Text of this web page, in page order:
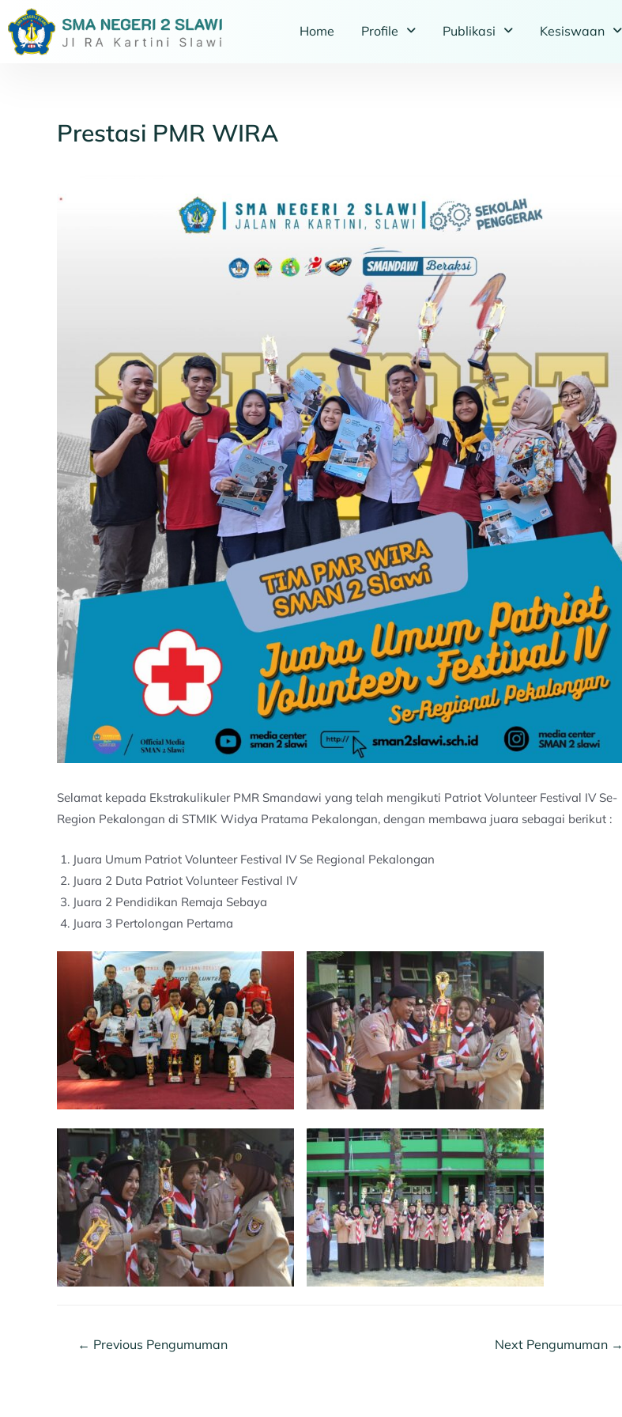
Home Profile Publikasi Kesiswaan
Prestasi PMR WIRA
Selamat kepada Ekstrakulikuler PMR Smandawi yang telah mengikuti Patriot Volunteer Festival IV Se-
Region Pekalongan di STMIK Widya Pratama Pekalongan, dengan membawa juara sebagai berikut :
Juara Umum Patriot Volunteer Festival IV Se Regional Pekalongan
Juara 2 Duta Patriot Volunteer Festival IV
Juara 2 Pendidikan Remaja Sebaya
Juara 3 Pertolongan Pertama
← Previous Pengumuman Next Pengumuman →